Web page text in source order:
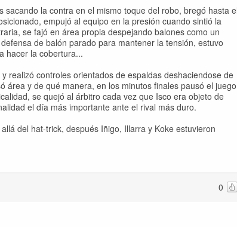
sacando la contra en el mismo toque del robo, bregó hasta
empujó al equipo en la presión cuando sintió la
se fajó en área propia despejando balones como un
de balón parado para mantener la tensión, estuvo
hacer la cobertura...
realizó controles orientados de espaldas deshaciendose de
área y de qué manera, en los minutos finales pausó el juego
se quejó al árbitro cada vez que Isco era objeto de
el día más importante ante el rival más duro.
del hat-trick, después Iñigo, Illarra y Koke estuvieron
0